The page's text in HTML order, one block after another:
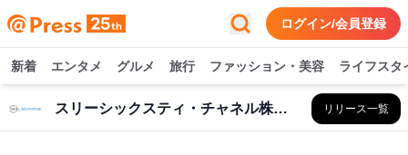
ログイン/会員登録
新着 エンタメ グルメ 旅行 ファッション・美容 ライフスタ
スリーシックスティ・チャネル株式会社 リリース一覧